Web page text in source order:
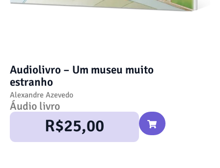
Audiolivro – Um museu muito
estranho
Alexandre Azevedo
Áudio livro
R$25,00